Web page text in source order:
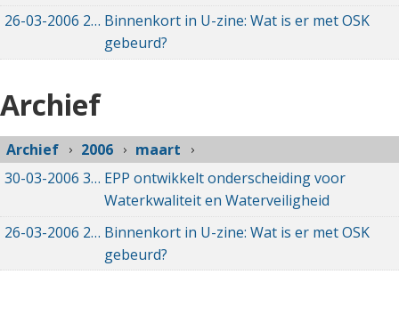
26-03-2006 26-03-2006 00:00
Binnenkort in U-zine: Wat is er met OSK
gebeurd?
Archief
Archief 2006
maart
30-03-2006 30-03-2006 00:00
EPP ontwikkelt onderscheiding voor
Waterkwaliteit en Waterveiligheid
26-03-2006 26-03-2006 00:00
Binnenkort in U-zine: Wat is er met OSK
gebeurd?